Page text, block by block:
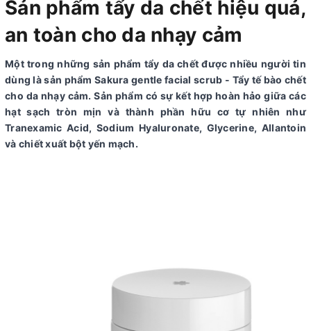
Sản phẩm tẩy da chết hiệu quả,
an toàn cho da nhạy cảm
Một trong những sản phẩm tẩy da chết được nhiều người tin
dùng là sản phẩm Sakura gentle facial scrub - Tẩy tế bào chết
cho da nhạy cảm. Sản phẩm có sự kết hợp hoàn hảo giữa các
hạt sạch tròn mịn và thành phần hữu cơ tự nhiên như
Tranexamic Acid, Sodium Hyaluronate, Glycerine, Allantoin
và chiết xuất bột yến mạch.